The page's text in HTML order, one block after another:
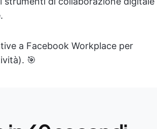
a Facebook Workplace per
🎯